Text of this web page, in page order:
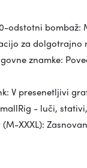
odstotni
za dolgotrajno
znamke:
V presenetljivi
- luči,
XXXL):